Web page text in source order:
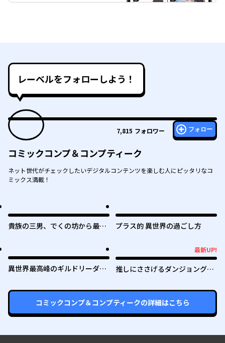
レーベルをフォローしよう！
7,815 フォロワー フォロー
コミックコンプ＆コンプティーク
ネット世代がチェックしたいデジタルコンテンツを楽しむ人にピッタリなコ
ミックス満載！
貴族の三男、でくの坊から最強
造！ ～気ままに遊んでいるだ
けなのに、何故か評価が上がっ
プラス的 異世界の過ごし方
異世界最高峰のギルドリーダー
メン全員の愛が重くてギルドを
やめられません～
最新UP!
推しにささげるダンジョングル
～
コミックコンプ＆コンプティークの詳細はこちら